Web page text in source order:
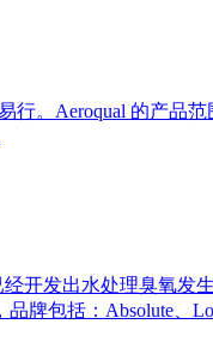
。Aeroqual 的产品
开发出水处理臭氧
牌包括：Absolute、